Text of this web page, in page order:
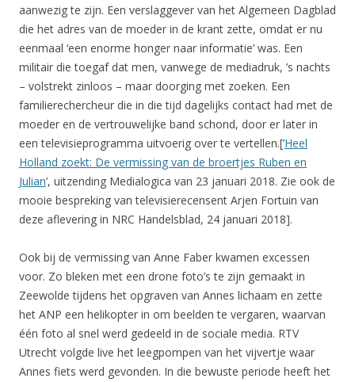
aanwezig te zijn. Een verslaggever van het Algemeen Dagblad
die het adres van de moeder in de krant zette, omdat er nu
eenmaal ‘een enorme honger naar informatie’ was. Een
militair die toegaf dat men, vanwege de mediadruk, ’s nachts
– volstrekt zinloos – maar doorging met zoeken. Een
familierechercheur die in die tijd dagelijks contact had met de
moeder en de vertrouwelijke band schond, door er later in
een televisieprogramma uitvoerig over te vertellen.[‘Heel
Holland zoekt: De vermissing van de broertjes Ruben en
Julian’, uitzending Medialogica van 23 januari 2018. Zie ook de
mooie bespreking van televisierecensent Arjen Fortuin van
deze aflevering in NRC Handelsblad, 24 januari 2018].
Ook bij de vermissing van Anne Faber kwamen excessen
voor. Zo bleken met een drone foto’s te zijn gemaakt in
Zeewolde tijdens het opgraven van Annes lichaam en zette
het ANP een helikopter in om beelden te vergaren, waarvan
één foto al snel werd gedeeld in de sociale media. RTV
Utrecht volgde live het leegpompen van het vijvertje waar
Annes fiets werd gevonden. In die bewuste periode heeft het